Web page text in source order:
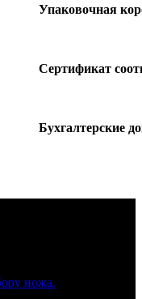
Упаковочная
Сертификат
Бухгалтерские
ножа.